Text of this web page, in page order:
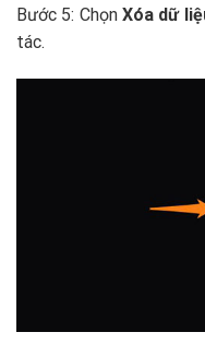
Bước 5: Chọn Xóa dữ
tác.